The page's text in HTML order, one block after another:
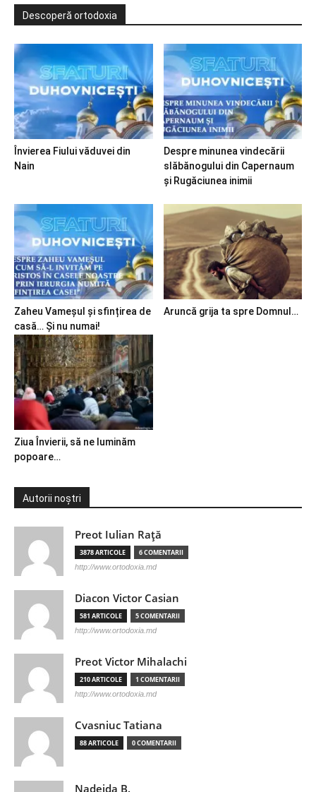
Descoperă ortodoxia
Învierea Fiului văduvei din
Nain
Despre minunea vindecării
slăbănogului din Capernaum
și Rugăciunea inimii
Zaheu Vameșul și sfințirea de
casă… Și nu numai!
Aruncă grija ta spre Domnul…
Ziua Învierii, să ne luminăm
popoare…
Autorii noștri
Preot Iulian Raţă
3878 ARTICOLE 6 COMENTARII
http://www.ortodoxia.md
Diacon Victor Casian
581 ARTICOLE 5 COMENTARII
http://www.ortodoxia.md
Preot Victor Mihalachi
210 ARTICOLE 1 COMENTARII
http://www.ortodoxia.md
Cvasniuc Tatiana
88 ARTICOLE 0 COMENTARII
Nadejda B.